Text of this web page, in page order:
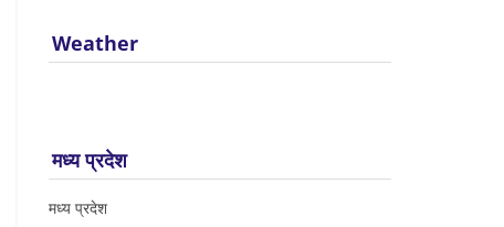
Weather
मध्य प्रदेश
मध्य प्रदेश